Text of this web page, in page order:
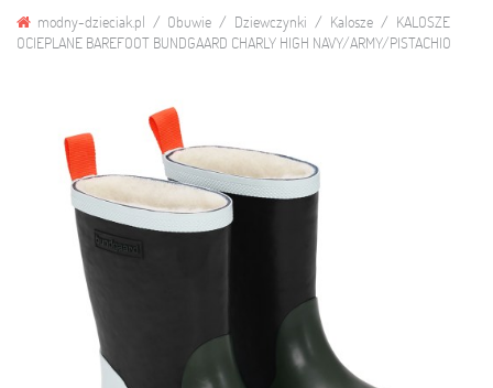
modny-dzieciak.pl Obuwie Dziewczynki Kalosze
KALOSZE
OCIEPLANE BAREFOOT BUNDGAARD CHARLY HIGH NAVY/ARMY/PISTACHIO